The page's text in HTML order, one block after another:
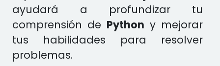
ayudará a profundizar tu
comprensión de Python y mejorar
tus habilidades para resolver
problemas.